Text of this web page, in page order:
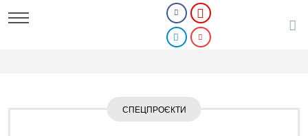
СПЕЦПРОЄКТИ